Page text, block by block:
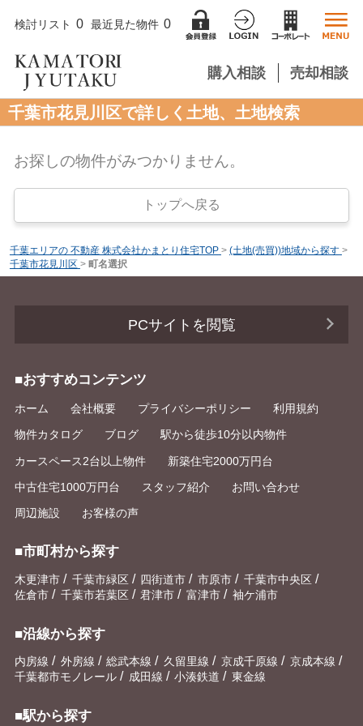
検討リスト 0 最近見た物件 0
購入相談 売却相談
千葉市花見川区で詳しく土地、土地検索
お探しの物件がみつかりません。
トップへ戻る
千葉エリアの 不動産 株式会社かまとり住宅TOP > (土地(売買))地域から探す >
千葉市花見川区 > 町名選択
PCサイトを閲覧
■おすすめコンテンツ
ホーム 会社概要 プライバシーポリシー 利用規約
物件カタログ ブログ 駅から徒歩10分以内物件
カースペース2台以上物件 新築住宅2000万円台
中古住宅1000万円台 スタッフ紹介 お問い合わせ
周辺施設 お客様の声
■市町村から探す
木更津市 / 千葉市緑区 / 四街道市 / 市原市 / 千葉市中央区 /
佐倉市 / 千葉市若葉区 / 君津市 / 富津市 / 袖ケ浦市
■沿線から探す
内房線 / 外房線 / 総武本線 / 久留里線 / 京成千原線 / 京成本線 /
千葉都市モノレール / 成田線 / 小湊鉄道 / 東金線
■駅から探す